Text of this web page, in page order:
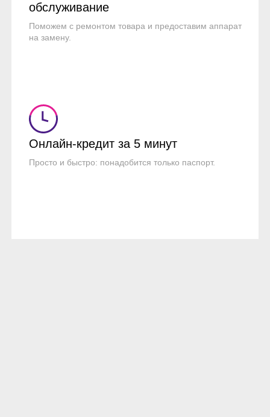
обслуживание
Поможем с ремонтом товара и предоставим аппарат
на замену.
Онлайн-кредит за 5 минут
Просто и быстро: понадобится только паспорт.